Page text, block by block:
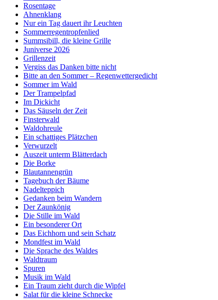
Rosentage
Ahnenklang
Nur ein Tag dauert ihr Leuchten
Sommerregentropfenlied
Summsibill, die kleine Grille
Juniverse 2026
Grillenzeit
Vergiss das Danken bitte nicht
Bitte an den Sommer – Regenwettergedicht
Sommer im Wald
Der Trampelpfad
Im Dickicht
Das Säuseln der Zeit
Finsterwald
Waldohreule
Ein schattiges Plätzchen
Verwurzelt
Auszeit unterm Blätterdach
Die Borke
Blautannengrün
Tagebuch der Bäume
Nadelteppich
Gedanken beim Wandern
Der Zaunkönig
Die Stille im Wald
Ein besonderer Ort
Das Eichhorn und sein Schatz
Mondfest im Wald
Die Sprache des Waldes
Waldtraum
Spuren
Musik im Wald
Ein Traum zieht durch die Wipfel
Salat für die kleine Schnecke